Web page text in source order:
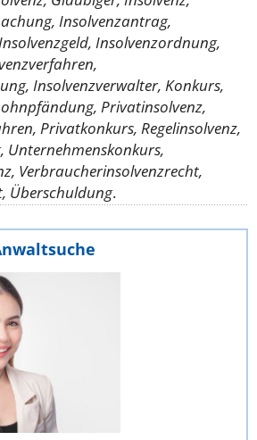
Insolvenzantrag,
Insolvenzordnung,
Insolvenzverwalter, Konkurs,
Privatinsolvenz,
Privatkonkurs, Regelinsolvenz,
Unternehmenskonkurs,
Verbraucherinsolvenzrecht,
Überschuldung.